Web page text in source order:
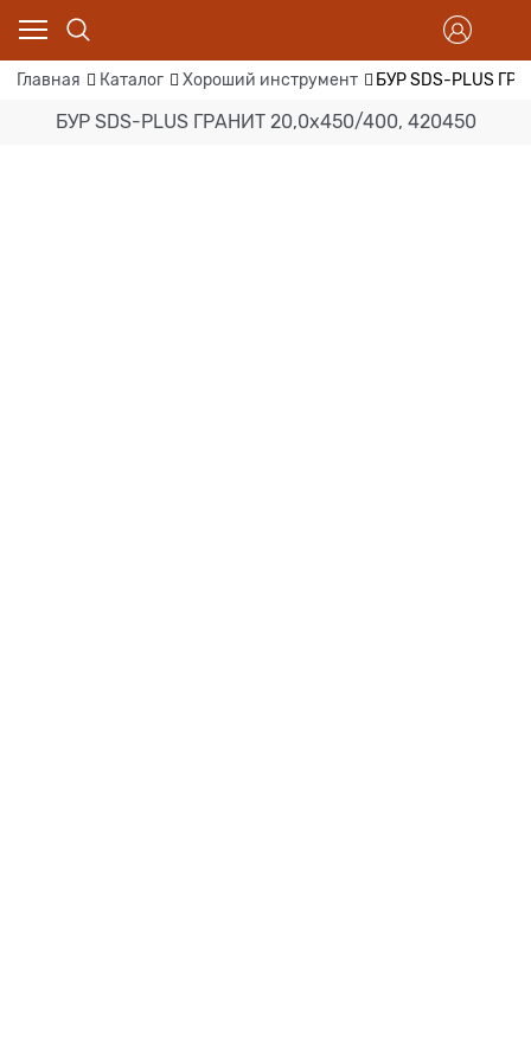
Главная Каталог Хороший инструмент БУР SDS-PLUS
БУР SDS-PLUS ГРАНИТ 20,0х450/400, 420450